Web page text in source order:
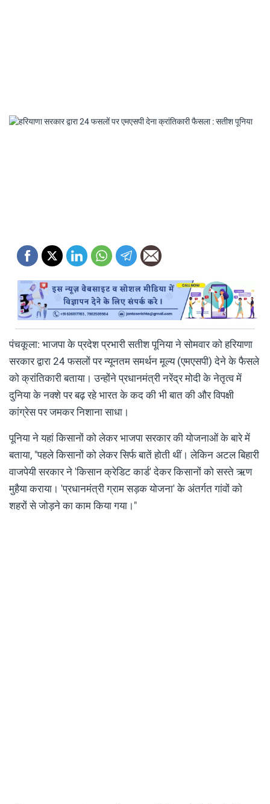
पंचकूला: भाजपा के प्रदेश प्रभारी सतीश पूनिया ने सोमवार को हरियाणा
सरकार द्वारा 24 फसलों पर न्यूनतम समर्थन मूल्य (एमएसपी) देने के फैसले
को क्रांतिकारी बताया। उन्होंने प्रधानमंत्री नरेंद्र मोदी के नेतृत्व में
दुनिया के नक्शे पर बढ़ रहे भारत के कद की भी बात की और विपक्षी
कांग्रेस पर जमकर निशाना साधा।
पूनिया ने यहां किसानों को लेकर भाजपा सरकार की योजनाओं के बारे में
बताया, "पहले किसानों को लेकर सिर्फ बातें होती थीं। लेकिन अटल बिहारी
वाजपेयी सरकार ने 'किसान क्रेडिट कार्ड' देकर किसानों को सस्ते ऋण
मुहैया कराया। 'प्रधानमंत्री ग्राम सड़क योजना' के अंतर्गत गांवों को
शहरों से जोड़ने का काम किया गया।"